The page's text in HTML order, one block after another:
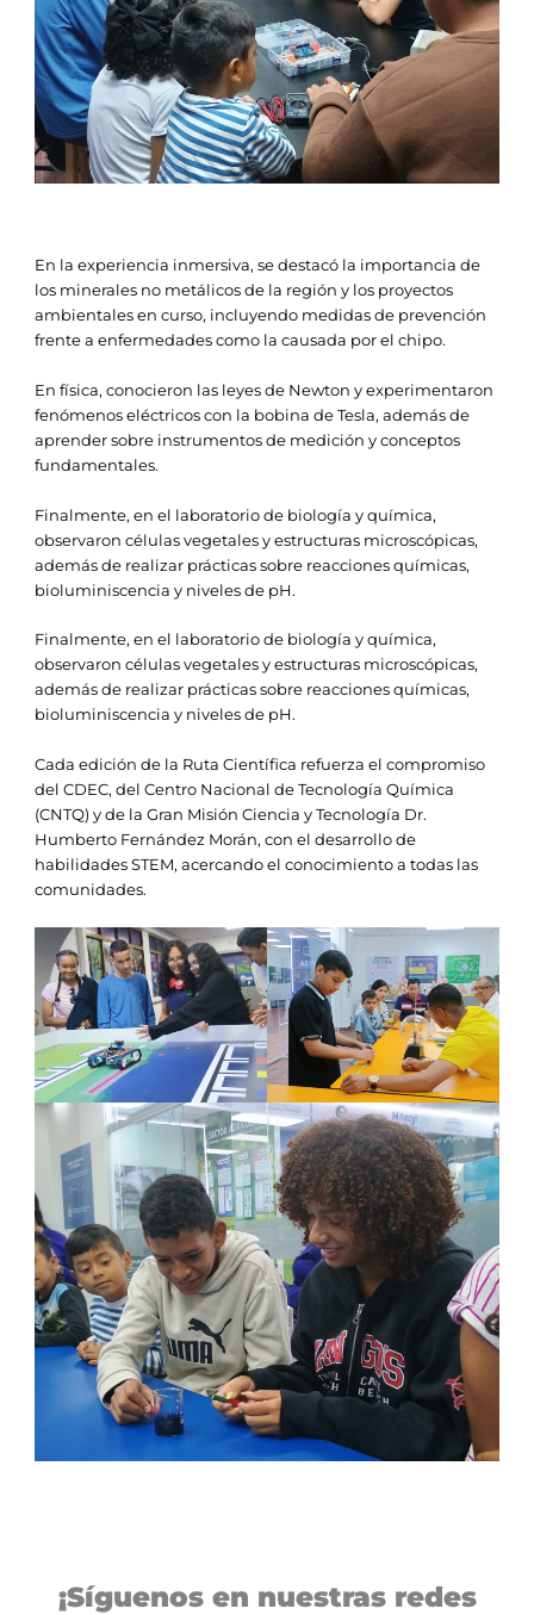
En la experiencia inmersiva, se destacó la importancia de
los minerales no metálicos de la región y los proyectos
ambientales en curso, incluyendo medidas de prevención
frente a enfermedades como la causada por el chipo.
En física, conocieron las leyes de Newton y experimentaron
fenómenos eléctricos con la bobina de Tesla, además de
aprender sobre instrumentos de medición y conceptos
fundamentales.
Finalmente, en el laboratorio de biología y química,
observaron células vegetales y estructuras microscópicas,
además de realizar prácticas sobre reacciones químicas,
bioluminiscencia y niveles de pH.
Finalmente, en el laboratorio de biología y química,
observaron células vegetales y estructuras microscópicas,
además de realizar prácticas sobre reacciones químicas,
bioluminiscencia y niveles de pH.
Cada edición de la Ruta Científica refuerza el compromiso
del CDEC, del Centro Nacional de Tecnología Química
(CNTQ) y de la Gran Misión Ciencia y Tecnología Dr.
Humberto Fernández Morán, con el desarrollo de
habilidades STEM, acercando el conocimiento a todas las
comunidades.
¡Síguenos en nuestras redes